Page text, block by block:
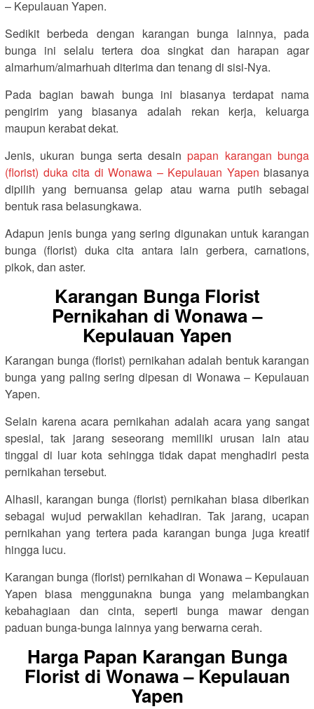
– Kepulauan Yapen.
Sedikit berbeda dengan karangan bunga lainnya, pada
bunga ini selalu tertera doa singkat dan harapan agar
almarhum/almarhuah diterima dan tenang di sisi-Nya.
Pada bagian bawah bunga ini biasanya terdapat nama
pengirim yang biasanya adalah rekan kerja, keluarga
maupun kerabat dekat.
Jenis, ukuran bunga serta desainpapan karangan bunga
(florist) duka cita di Wonawa – Kepulauan Yapen biasanya
dipilih yang bernuansa gelap atau warna putih sebagai
bentuk rasa belasungkawa.
Adapun jenis bunga yang sering digunakan untuk karangan
bunga (florist) duka cita antara lain gerbera, carnations,
pikok, dan aster.
Karangan Bunga Florist
Pernikahan di Wonawa –
Kepulauan Yapen
Karangan bunga (florist) pernikahan adalah bentuk karangan
bunga yang paling sering dipesan di Wonawa – Kepulauan
Yapen.
Selain karena acara pernikahan adalah acara yang sangat
spesial, tak jarang seseorang memiliki urusan lain atau
tinggal di luar kota sehingga tidak dapat menghadiri pesta
pernikahan tersebut.
Alhasil, karangan bunga (florist) pernikahan biasa diberikan
sebagai wujud perwakilan kehadiran. Tak jarang, ucapan
pernikahan yang tertera pada karangan bunga juga kreatif
hingga lucu.
Karangan bunga (florist) pernikahan di Wonawa – Kepulauan
Yapen biasa menggunakna bunga yang melambangkan
kebahagiaan dan cinta, seperti bunga mawar dengan
paduan bunga-bunga lainnya yang berwarna cerah.
Harga Papan Karangan Bunga
Florist di Wonawa – Kepulauan
Yapen